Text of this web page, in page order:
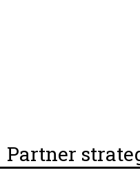
Partner